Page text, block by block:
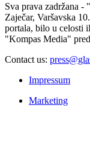
Sva prava zadržana
Zaječar, Varšavska
portala, bilo u celosti
"Kompas Media"
Contact us:
Impressum
Marketing